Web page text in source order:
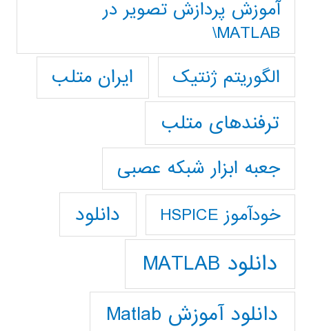
آموزش پردازش تصوير در
MATLAB\
الگوریتم ژنتیک
ایران متلب
ترفندهای متلب
جعبه ابزار شبکه عصبی
خودآموز HSPICE دانلود
دانلود MATLAB
دانلود آموزش Matlab